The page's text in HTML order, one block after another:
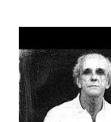
verdura
espinas y
clara bondad de